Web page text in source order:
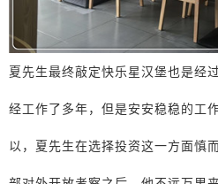
夏先生最终敲定快乐星汉堡也是经
经工作了多年，但是安安稳稳的工
以，夏先生在选择投资这一方面慎